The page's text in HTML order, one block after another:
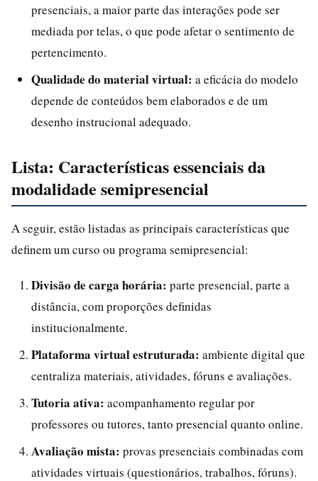
presenciais, a maior parte das interações pode ser
mediada por telas, o que pode afetar o sentimento de
pertencimento.
Qualidade do material virtual: a eficácia do modelo
depende de conteúdos bem elaborados e de um
desenho instrucional adequado.
Lista: Características essenciais da
modalidade semipresencial
A seguir, estão listadas as principais características que
definem um curso ou programa semipresencial:
Divisão de carga horária: parte presencial, parte a
distância, com proporções definidas
institucionalmente.
Plataforma virtual estruturada: ambiente digital que
centraliza materiais, atividades, fóruns e avaliações.
Tutoria ativa: acompanhamento regular por
professores ou tutores, tanto presencial quanto online.
Avaliação mista: provas presenciais combinadas com
atividades virtuais (questionários, trabalhos, fóruns).